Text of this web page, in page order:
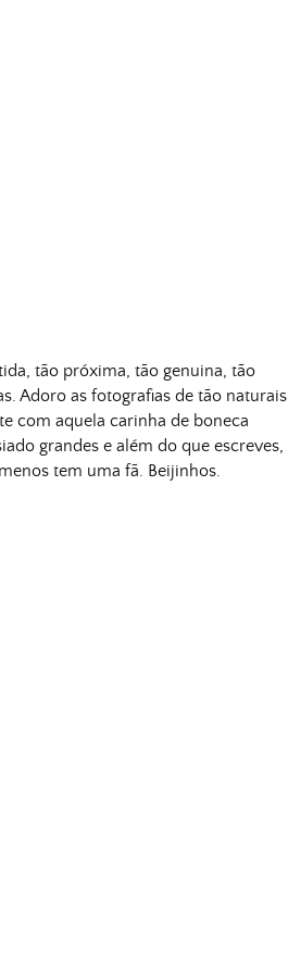
tão próxima, tão genuina, tão
Adoro as fotografias de tão naturais
com aquela carinha de boneca
grandes e além do que escreves,
tem uma fã. Beijinhos.